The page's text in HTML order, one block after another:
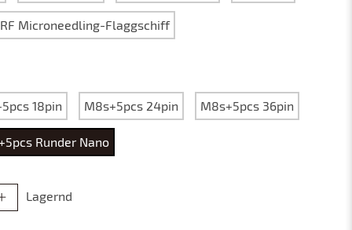
Microneedling-Flaggschiff
18pin M8s+5pcs 24pin M8s+5pcs 36pin
Runder Nano
Lagernd